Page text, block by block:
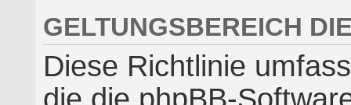
GELTUNGSBEREICH
Diese Richtlinie